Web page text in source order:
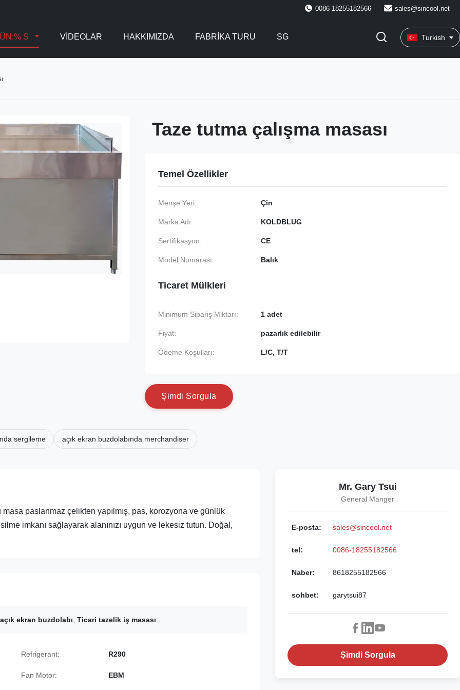
0086-18255182566 sales@sincool.net
S VİDEOLAR HAKKIMIZDA FABRIKA TURU SG Turkish
Taze tutma çalışma masası
Temel Özellikler
Menşe Yeri: Çin
Marka Adı: KOLDBLUG
Sertifikasyon: CE
Model Numarası: Balık
Ticaret Mülkleri
Minimum Sipariş Miktarı: 1 adet
Fiyat: pazarlık edilebilir
Ödeme Koşulları: L/C, T/T
Şimdi Sorgu a
sergileme açık ekran buzdolabında merchandiser
masa paslanmaz çelikten yapılmış, pas, korozyona ve günlük
imkanı sağlayarak alanınızı uygun ve lekesiz tutun. Doğal,
ekran buzdolabı Ticari tazelik iş masası
Refrigerant: R290
Fan Motor: EBM
Mr. Gary Tsui
General Manger
E-posta: sales@sincool.net
tel: 0086-18255182566
Naber: 8618255182566
sohbet: garytsui87
Şimdi Sorgula